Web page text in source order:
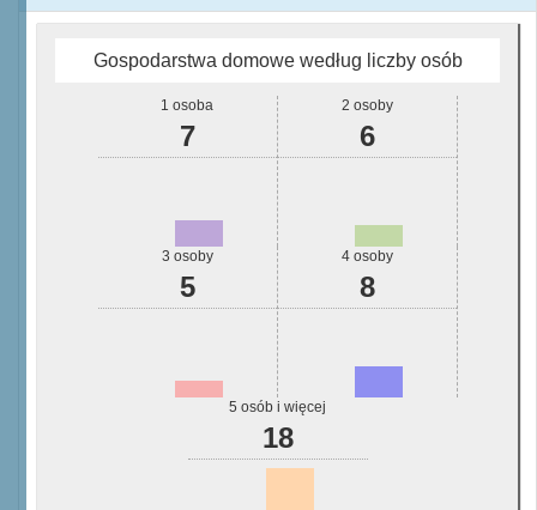
Gospodarstwa domowe według liczby osób
1 osoba
7
2 osoby
6
3 osoby
5
4 osoby
8
5 osób i więcej
18